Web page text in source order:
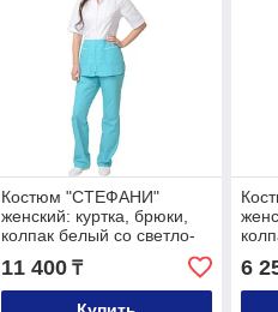
Костюм "СТЕФАНИ"
женский: куртка, брюки,
колпак белый со светло-
бирюзовым
11 400₸ 6